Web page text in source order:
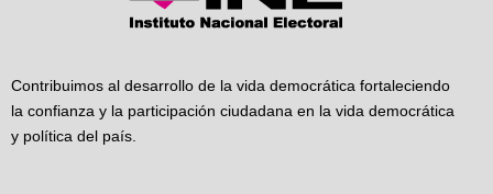
Contribuimos al desarrollo de la vida democrática fortaleciendo
la confianza y la participación ciudadana en la vida democrática
y política del país.